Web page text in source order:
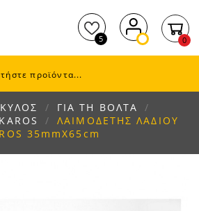
5 0
ΓΙΑ ΤΗ ΒΟΛΤΑ
ΛΑΙΜΟΔΕΤΗΣ ΛΑΔΙΟΥ
35mmX65cm